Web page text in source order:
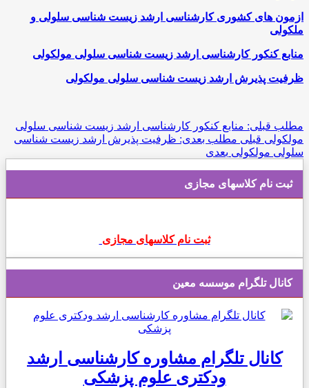
ازمون های کشوری کارشناسی ارشد زیست شناسی سلولی و
ملکولی
منابع کنکور کارشناسی ارشد زیست شناسی سلولی مولکولی
ظرفیت پذیرش ارشد زیست شناسی سلولی مولکولی
مطلب قبلی: منابع کنکور کارشناسی ارشد زیست شناسی سلولی
مولکولی قبلی مطلب بعدی: ظرفیت پذیرش ارشد زیست شناسی
سلولی مولکولی بعدی
ثبت نام کلاسهای مجازی
ثبت نام کلاسهای مجازی
کانال تلگرام موسسه معین
کانال تلگرام مشاوره کارشناسی ارشد
ودکتری علوم پزشکی